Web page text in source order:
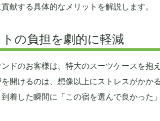
献する具体的なメリットを解説します。
の負担を劇的に軽減
ドのお客様は、特大のスーツケースを抱
開けるのは、想像以上にストレスがかかる
着した瞬間に「この宿を選んで良かった